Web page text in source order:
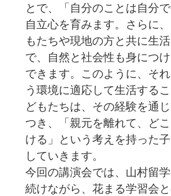
とで、「自分のことは自分
自立心を育みます。️さらに
もたちや現地の方と共に生
で、自然と社会性も身につ
できます。このように、そ
う環境に適応して生活する
どもたちは、その経験を通
つき、「親元を離れて、ど
ける」という考えを持った
していきます。
今回の講演会では、山村留
続けながら、花まる学習会